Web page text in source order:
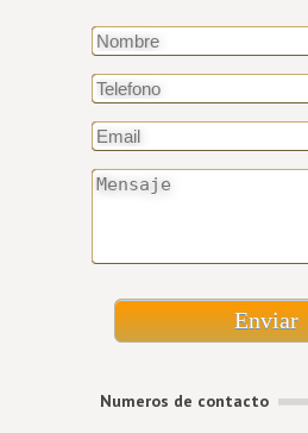
Enviar
Numeros de contacto